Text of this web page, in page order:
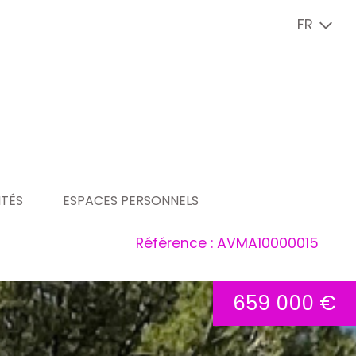
FR
ESPACES PERSONNELS
espace copropriétaire
espace vendeur
espace locataire
espace bailleur
Référence : AVMA10000015
659 000 €